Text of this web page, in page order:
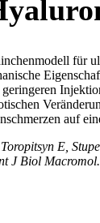
für
auf
E,
J Biol